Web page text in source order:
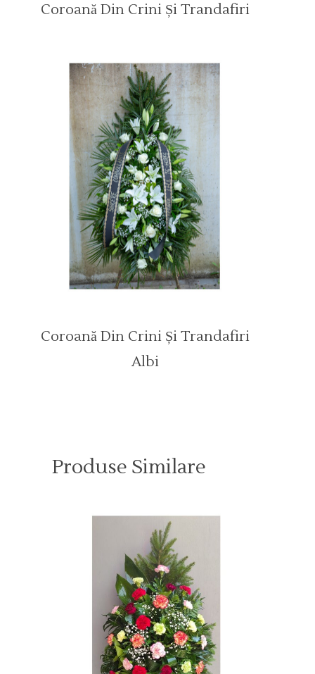
Coroană Din Crini Și Trandafiri
Coroană Din Crini Și Trandafiri
Albi
Produse Similare